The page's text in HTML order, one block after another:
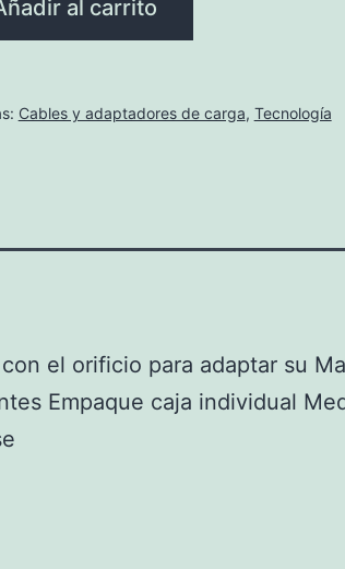
al carrito
Cables y adaptadores de carga, Tecnología
el orificio para adaptar su
Empaque caja individual